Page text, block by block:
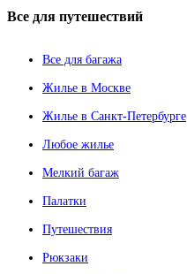
Все для путешествий
Все для багажа
Жилье в Москве
Жилье в Санкт-Петербурге
Любое жилье
Мелкий багаж
Палатки
Путешествия
Рюкзаки